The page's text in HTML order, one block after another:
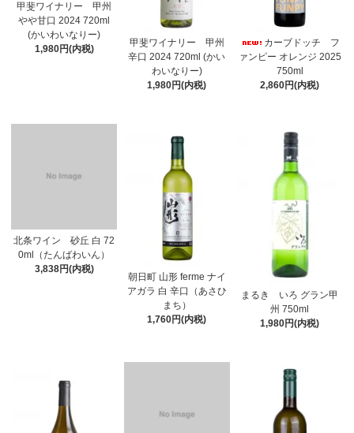
甲斐ワイナリー 甲州
やや甘口 2024 720ml
(かいわいなりー)
1,980円(内税)
甲斐ワイナリー 甲州
辛口 2024 720ml (かい
わいなりー)
1,980円(内税)
カーブドッチ フ
ァンピー オレンジ 2025
750ml
2,860円(内税)
北条ワイン 砂丘 白 72
0ml（たんばわいん）
3,838円(内税)
朝日町 山形 ferme ナイ
アガラ 白 辛口（あさひ
まち）
1,760円(内税)
まるき いろ グラン甲
州 750ml
1,980円(内税)